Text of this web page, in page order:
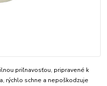
priľnavosťou, pripravené k
rýchlo schne a nepoškodzuje